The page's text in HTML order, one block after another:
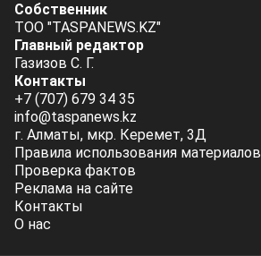
Собственник
ТОО "TASPANEWS.KZ"
Главный редактор
Газизов С. Г.
Контакты
+7 (707) 679 34 35
info@taspanews.kz
г. Алматы, мкр. Керемет, 3Д
Правила использования материалов
Проверка фактов
Реклама на сайте
Контакты
О нас